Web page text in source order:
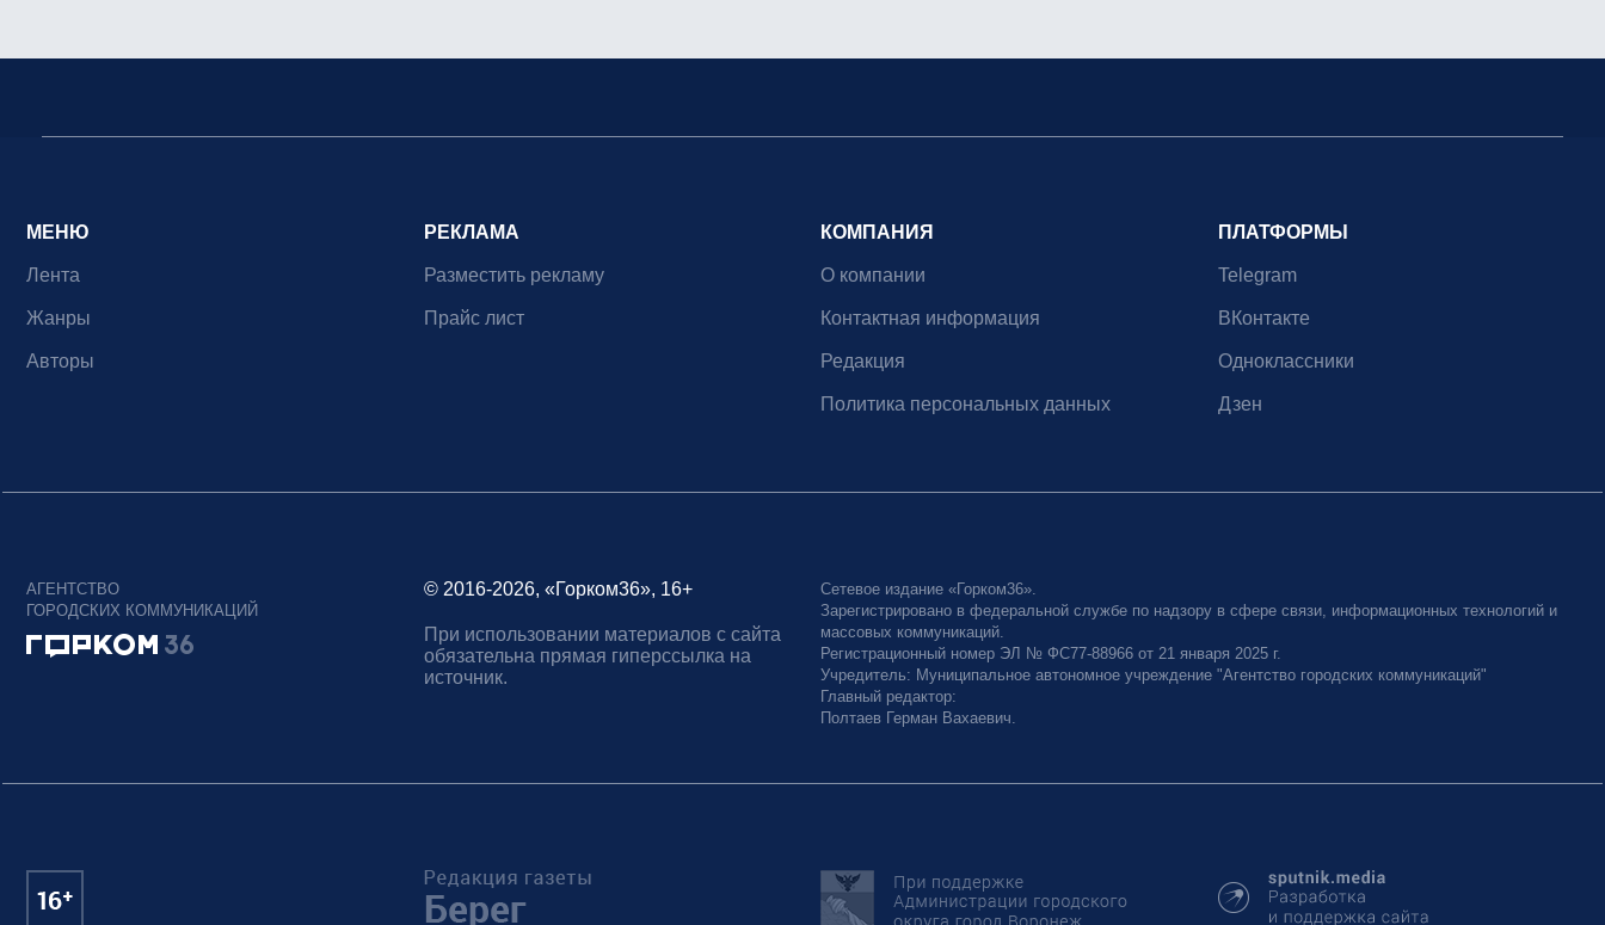
МЕНЮ
Лента
Жанры
Авторы
РЕКЛАМА
Разместить рекламу
Прайс лист
КОМПАНИЯ
О компании
Контактная информация
Редакция
Политика персональных данных
ПЛАТФОРМЫ
Telegram
ВКонтакте
Одноклассники
Дзен
АГЕНТСТВО
ГОРОДСКИХ КОММУНИКАЦИЙ
© 2016-2026, «Горком36», 16+
При использовании материалов с сайта
обязательна прямая гиперссылка на
источник.
Сетевое издание «Горком36».
Зарегистрировано в федеральной службе по надзору в сфере связи, информационных технологий и
массовых коммуникаций.
Регистрационный номер ЭЛ № ФС77-88966 от 21 января 2025 г.
Учредитель: Муниципальное автономное учреждение "Агентство городских коммуникаций"
Главный редактор:
Полтаев Герман Вахаевич.